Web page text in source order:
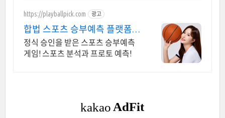
https://playballpick.com 광고
합법 스포츠 승부예측 플랫폼
캐시 구매시 매회+ 혜택!
정식 승인을 받은 스포츠 승부예측
게임! 스포츠 분석과 프로토 예측!